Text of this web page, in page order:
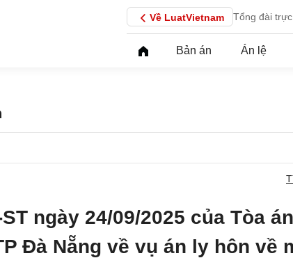
Về LuatVietnam Tổng đài
Bản án Án lệ
ngày 24/09/2025 của Tòa
Đà Nẵng về vụ án ly hôn về